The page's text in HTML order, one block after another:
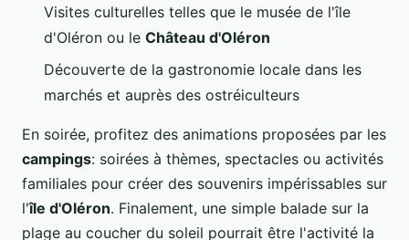
Visites culturelles telles que le musée de l'île
d'Oléron ou le Château d'Oléron
Découverte de la gastronomie locale dans les
marchés et auprès des ostréiculteurs
En soirée, profitez des animations proposées par les
campings: soirées à thèmes, spectacles ou activités
familiales pour créer des souvenirs impérissables sur
l'île d'Oléron. Finalement, une simple balade sur la
plage au coucher du soleil pourrait être l'activité la